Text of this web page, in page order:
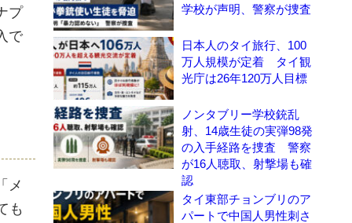
プ
で
メ
も
学校が声明、警察が捜査
日本人のタイ旅行、100
万人規模が定着 タイ観
光庁は26年120万人目標
ノンタブリー学校銃乱
射、14歳生徒の実弾98発
の入手経路を捜査 警察
が16人聴取、射撃場も確
認
タイ東部チョンブリのア
パートで中国人男性刺さ